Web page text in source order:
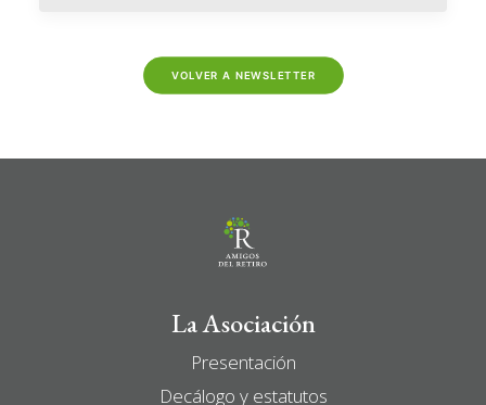
VOLVER A NEWSLETTER
La Asociación
Presentación
Decálogo y estatutos